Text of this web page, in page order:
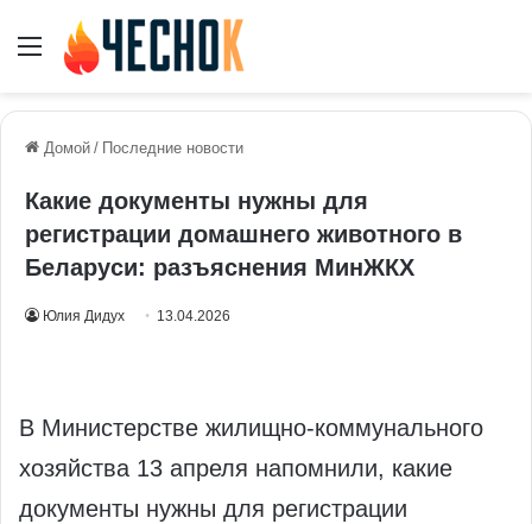
Меню
Домой / Последние новости
Какие документы нужны для
регистрации домашнего животного в
Беларуси: разъяснения МинЖКХ
Юлия Дидух 13.04.2026
В Министерстве жилищно-коммунального
хозяйства 13 апреля напомнили, какие
документы нужны для регистрации